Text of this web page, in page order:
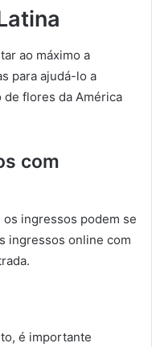
ao máximo a
para ajudá-lo a
de flores da América
com
ingressos podem se
ingressos online com
é importante